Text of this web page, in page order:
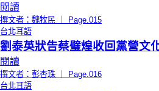
閱讀
撰文者：魏牧民 ｜ Page.015
台北耳語
劉泰英狀告蔡璧煌收回黨營文
閱讀
撰文者：彭杏珠 ｜ Page.016
台北耳語